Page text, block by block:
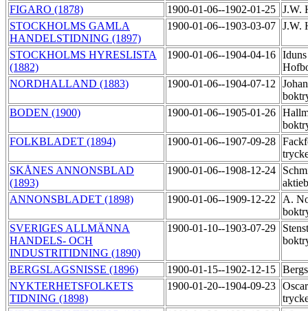
FIGARO (1878)
1900-01-06--1902-01-25 J.W.
STOCKHOLMS GAMLA
HANDELSTIDNING (1897)
1900-01-06--1903-03-07 J.W.
STOCKHOLMS HYRESLISTA
(1882)
1900-01-06--1904-04-16
NORDHALLAND (1883)
1900-01-06--1904-07-12
BODEN (1900)
1900-01-06--1905-01-26
FOLKBLADET (1894)
1900-01-06--1907-09-28
SKÅNES ANNONSBLAD
(1893)
1900-01-06--1908-12-24
ANNONSBLADET (1898)
1900-01-06--1909-12-22
A.
SVERIGES ALLMÄNNA
HANDELS- OCH
INDUSTRITIDNING (1890)
1900-01-10--1903-07-29
BERGSLAGSNISSE (1896) 1900-01-15--1902-12-15
NYKTERHETSFOLKETS
TIDNING (1898)
1900-01-20--1904-09-23